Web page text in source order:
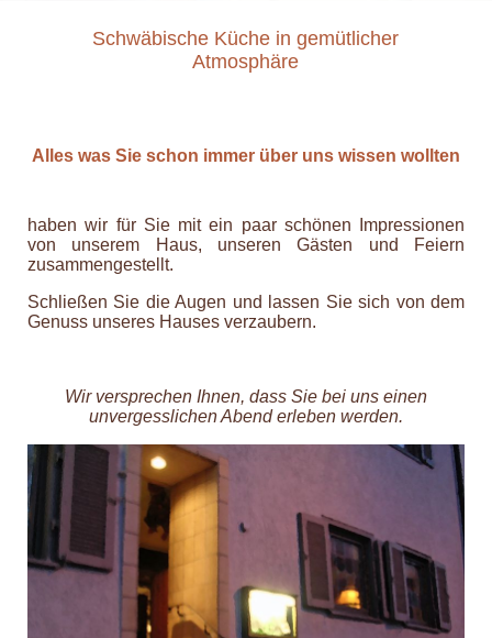
Schwäbische Küche in gemütlicher
Atmosphäre
Alles was Sie schon immer über uns wissen wollten
haben wir für Sie mit ein paar schönen Impressionen
von unserem Haus, unseren Gästen und Feiern
zusammengestellt.
Schließen Sie die Augen und lassen Sie sich von dem
Genuss unseres Hauses verzaubern.
Wir versprechen Ihnen, dass Sie bei uns einen
unvergesslichen Abend erleben werden.